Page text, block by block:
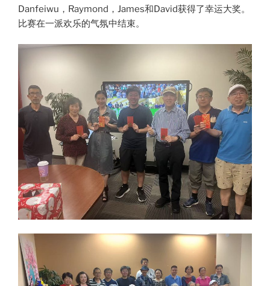
Danfeiwu，Raymond，James和David获得了幸运大奖。
比赛在一派欢乐的气氛中结束。